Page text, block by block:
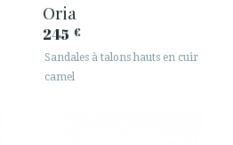
Oria
245 €
Sandales à talons hauts en cuir
camel